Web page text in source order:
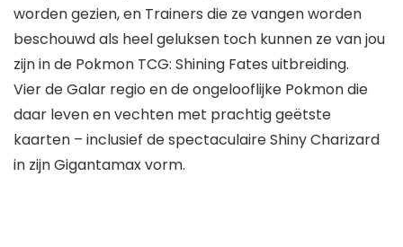
worden gezien, en Trainers die ze vangen worden
beschouwd als heel geluksen toch kunnen ze van jou
zijn in de Pokmon TCG: Shining Fates uitbreiding.
Vier de Galar regio en de ongelooflijke Pokmon die
daar leven en vechten met prachtig geëtste
kaarten – inclusief de spectaculaire Shiny Charizard
in zijn Gigantamax vorm.